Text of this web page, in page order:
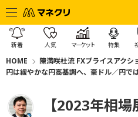
新着 人気 マーケット 特集
HOME 陳満咲杜流 FXプライスアクシ
円は緩やかな円高基調へ、豪ドル／円で
【2023年相